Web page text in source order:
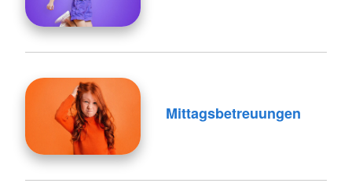
Mittagsbetreuungen